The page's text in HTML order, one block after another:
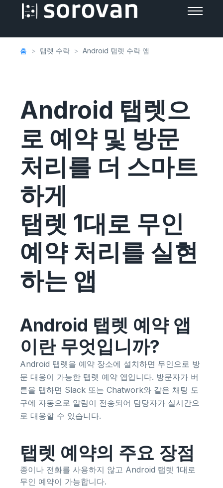
홈 탭렛 수락 Android 탭렛 수락 앱
Android 탭렛으
로 예약 및 방문
처리를 더 스마트
하게
탭렛 1대로 무인
예약 처리를 실현
하는 앱
Android 탭렛 예약 앱
이란 무엇입니까?
Android 탭렛을 예약 장소에 설치하면 무인으로 방
문 대응이 가능한 탭렛 예약 앱입니다. 방문자가 버
튼을 탭하면 Slack 또는 Chatwork와 같은 채팅 도
구에 자동으로 알림이 전송되어 담당자가 실시간으
로 대응할 수 있습니다.
탭렛 예약의 주요 장점
종이나 전화를 사용하지 않고 Android 탭렛 1대로
무인 예약이 가능합니다.